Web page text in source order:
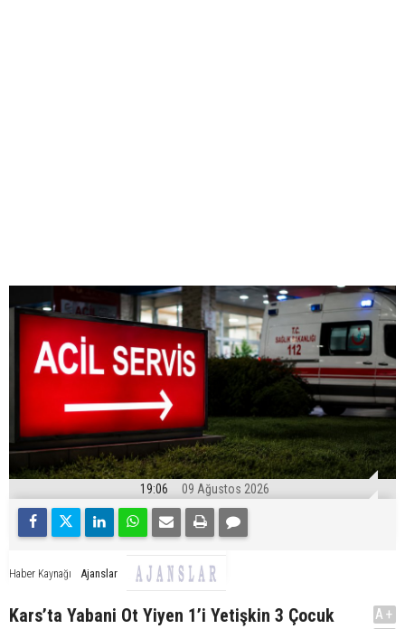
19:06 09 Ağustos 2026
Haber Kaynağı Ajanslar
Kars’ta Yabani Ot Yiyen 1’i Yetişkin 3 Çocuk
A+